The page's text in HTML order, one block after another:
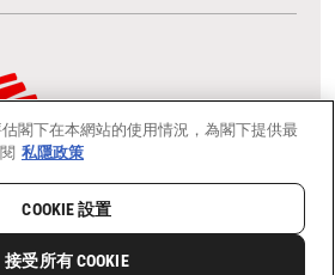
鳴謝 私隱聲明
Socket Layer, SSL) 協定，有助保障敏感
們伺服器之間的網上傳輸維持保密性。
體免稅檔案號碼：91/4075
Sans Frontières Hong Kong. All rights
reserved.
閣下在本網站的使用情況，為閣下提供最
私隱政策
COOKIE 設置
接受所有 COOKIE